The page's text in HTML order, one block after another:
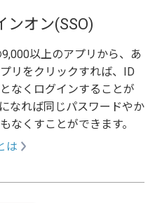
ンオン(SSO)
以上のアプリから、あ
リをクリックすれば、ID
なくログインすることが
なれば同じパスワードやか
なくすことができます。
は